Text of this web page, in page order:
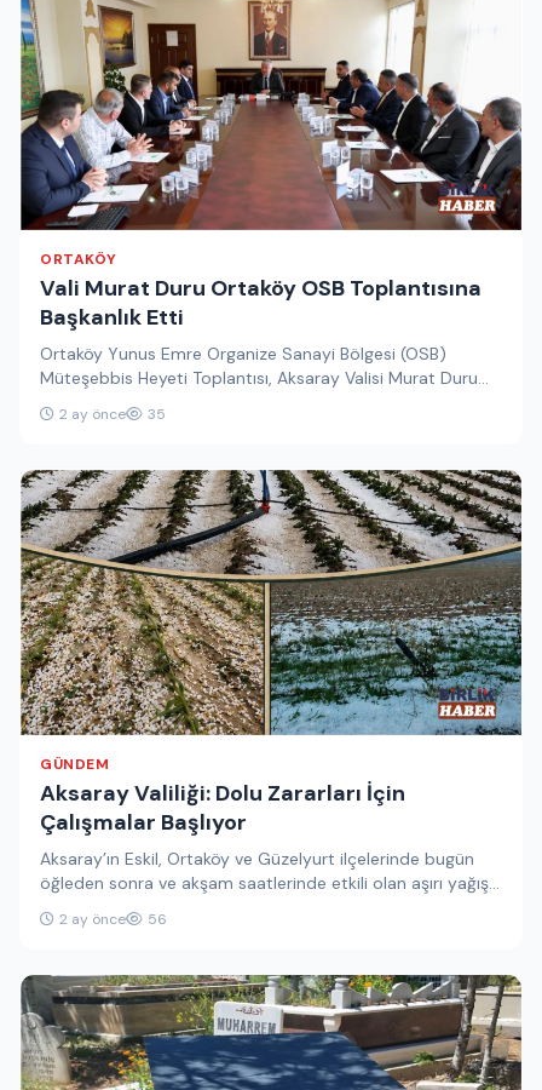
ORTAKÖY
Vali Murat Duru Ortaköy OSB Toplantısına
Başkanlık Etti
Ortaköy Yunus Emre Organize Sanayi Bölgesi (OSB)
Müteşebbis Heyeti Toplantısı, Aksaray Valisi Murat Duru
başkanlığında gerçekleştirildi. Toplantıda, bölgenin…
2 ay önce 35
GÜNDEM
Aksaray Valiliği: Dolu Zararları İçin
Çalışmalar Başlıyor
Aksaray’ın Eskil, Ortaköy ve Güzelyurt ilçelerinde bugün
öğleden sonra ve akşam saatlerinde etkili olan aşırı yağış
ve dolu,…
2 ay önce 56